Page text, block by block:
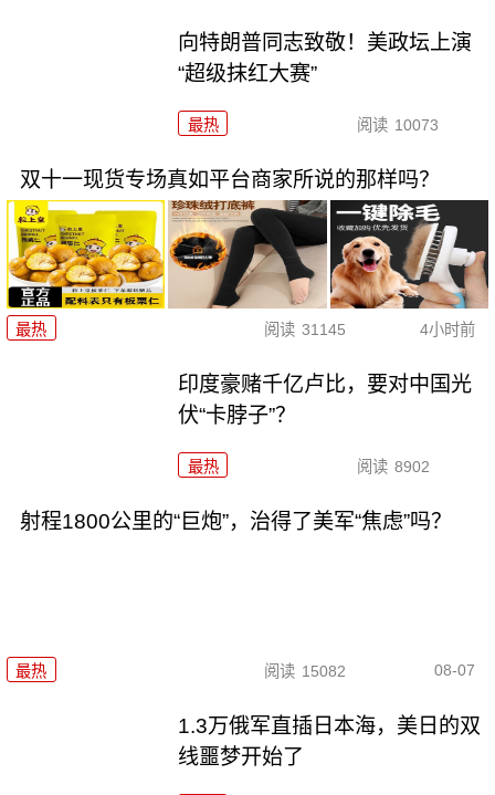
向特朗普同志致敬！美政坛上演
“超级抹红大赛”
最热 阅读 10073
双十一现货专场真如平台商家所说的那样吗？
最热 阅读 31145 4小时前
印度豪赌千亿卢比，要对中国光
伏“卡脖子”？
最热 阅读 8902
射程1800公里的“巨炮”，治得了美军“焦虑”吗？
最热 阅读 15082 08-07
1.3万俄军直插日本海，美日的双
线噩梦开始了